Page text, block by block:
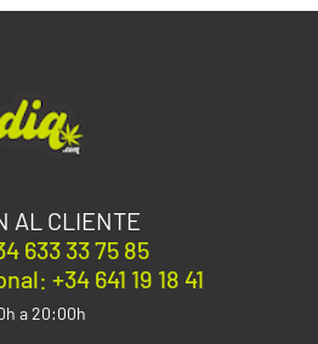
AL CLIENTE
633 33 75 85
+34 641 19 18 41
a 20:00h